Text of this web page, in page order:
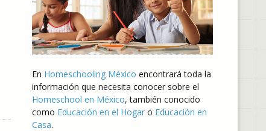
En Homeschooling México encontrará toda la
información que necesita conocer sobre el
Homeschool en México, también conocido
como Educación en el Hogar o Educación en
Casa.